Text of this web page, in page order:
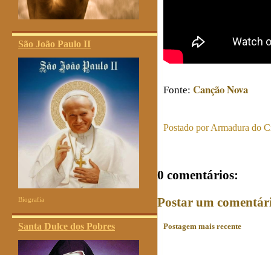
São João Paulo II
Biografia
Santa Dulce dos Pobres
Fonte: Canção Nova
Postado porArmadura do
0 comentários:
Postar um
Postagem mais recente